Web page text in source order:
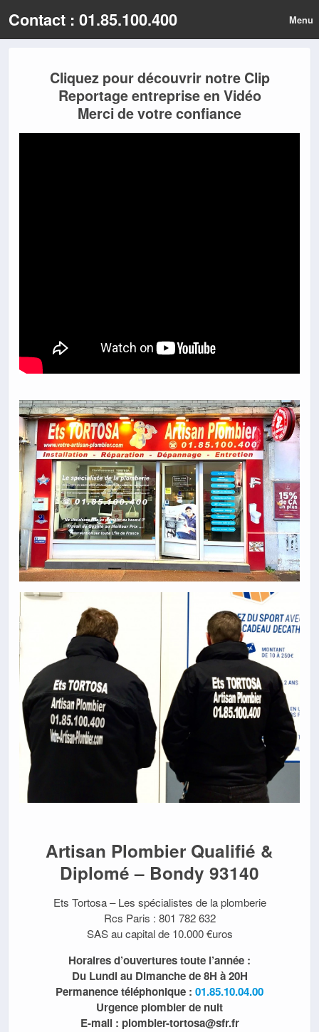
Contact : 01.85.100.400 Menu
Cliquez pour découvrir notre Clip
Reportage entreprise en Vidéo
Merci de votre confiance
Artisan Plombier Qualifié &
Diplomé – Bondy 93140
Ets Tortosa – Les spécialistes de la plomberie
Rcs Paris : 801 782 632
SAS au capital de 10.000 €uros
Horaires d’ouvertures toute l’année :
Du Lundi au Dimanche de 8H à 20H
Permanence téléphonique : 01.85.10.04.00
Urgence plombier de nuit
E-mail : plombier-tortosa@sfr.fr